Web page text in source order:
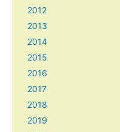
2012
2013
2014
2015
2016
2017
2018
2019